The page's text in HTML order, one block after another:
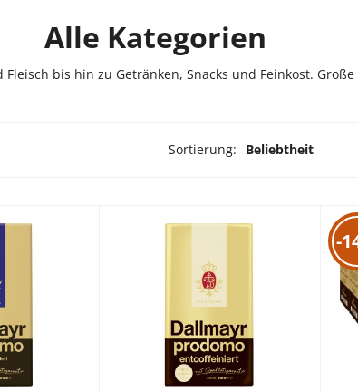
Alle Kategorien
bis hin zu Getränken, Snacks und Feinkost.
Sortierung: Beliebtheit
-